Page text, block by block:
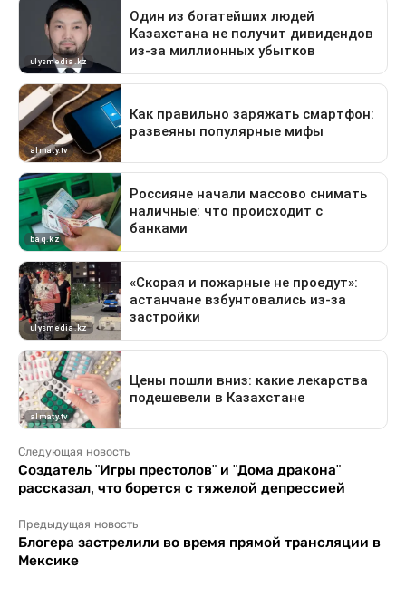
Следующая новость
Создатель "Игры престолов" и "Дома дракона"
рассказал, что борется с тяжелой депрессией
Предыдущая новость
Блогера застрелили во время прямой трансляции в
Мексике